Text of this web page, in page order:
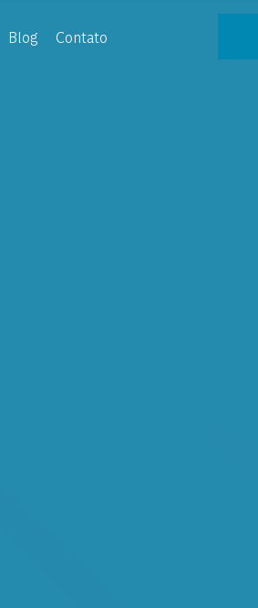
Blog Contato